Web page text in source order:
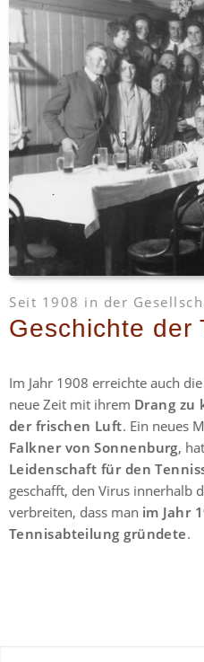
Seit 1908 in der
Geschichte der
Im Jahr 1908 erreichte auch
neue Zeit mit ihrem Drang zu
der frischen Luft. Ein neues
Falkner von Sonnenburg,
Leidenschaft für den
geschafft, den Virus innerhalb
verbreiten, dass man im Jahr
Tennisabteilung gründete.